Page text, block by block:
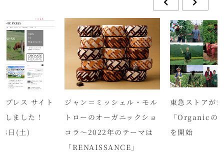
プレス サイト
しました！
日(土)
ジャン＝ミッシェル・モル
トローのオーガニックショ
コラ～2022年のテーマは
「RENAISSANCE」
東急ストアが
「Organicの
を開始